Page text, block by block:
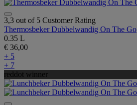
3,3 out of 5 Customer Rating
Thermosbeker Dubbelwandig On The Go
0.35 L
€ 36,00
+ 5
+ 7
reddot winner